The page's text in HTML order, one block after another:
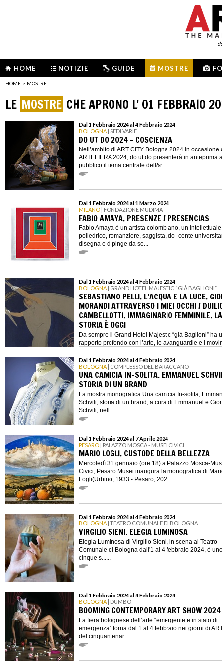
HOME NOTIZIE GUIDE MOSTRE
HOME > MOSTRE
LE MOSTRE CHE APRONO L' 01 FEBBRAIO
Dal 1 Febbraio 2024 al 4 Febbraio 2024
BOLOGNA | SEDI VARIE
DO UT DO 2024 - COSCIENZA
Nell’ambito di ART CITY Bologna 2024 in occasione
ARTEFIERA 2024, do ut do presenterà in anteprima
pubblico il tema centrale dell&r...
Dal 1 Febbraio 2024 al 1 Marzo 2024
MILANO | FONDAZIONE MUDIMA
FABIO AMAYA. PRESENZE / PRESENCIAS
Fabio Amaya è un artista colombiano, un intellettuale
poliedrico, romanziere, saggista, do- cente
disegna e dipinge da se...
Dal 1 Febbraio 2024 al 4 Febbraio 2024
BOLOGNA | GRAND HOTEL MAJESTIC “GIÀ BAGLIONI”
SEBASTIANO PELLI. L’ACQUA E LA LUCE.
MORANDI ATTRAVERSO I MIEI OCCHI /
CAMBELLOTTI. IMMAGINARIO FEMMINILE. LA
STORIA È OGGI
Da sempre il Grand Hotel Majestic “già Baglioni” ha
rapporto profondo con l’arte, le avanguardie e i
Dal 1 Febbraio 2024 al 4 Febbraio 2024
BOLOGNA | COMPLESSO DEL BARACCANO
UNA CAMICIA IN-SOLITA. EMMANUEL
STORIA DI UN BRAND
La mostra monografica Una camicia In-solita,
Schvili, storia di un brand, a cura di Emmanuel e
Schvili, nell...
Dal 1 Febbraio 2024 al 7 Aprile 2024
PESARO | PALAZZO MOSCA - MUSEI CIVICI
MARIO LOGLI. CUSTODE DELLA BELLEZZA
Mercoledì 31 gennaio (ore 18) a Palazzo Mosca-
Civici, Pesaro Musei inaugura la monografica di
Logli(Urbino, 1933 - Pesaro, 202...
Dal 1 Febbraio 2024 al 4 Febbraio 2024
BOLOGNA | TEATRO COMUNALE DI BOLOGNA
VIRGILIO SIENI. ELEGIA LUMINOSA
Elegia Luminosa di Virgilio Sieni, in scena al Teatro
Comunale di Bologna dall'1 al 4 febbraio 2024, è
cinque s......
Dal 1 Febbraio 2024 al 4 Febbraio 2024
BOLOGNA | DUMBO
BOOMING CONTEMPORARY ART SHOW 2024
La fiera bolognese dell’arte “emergente e in stato di
emergenza” torna dal 1 al 4 febbraio nei giorni di
del cinquantenar...